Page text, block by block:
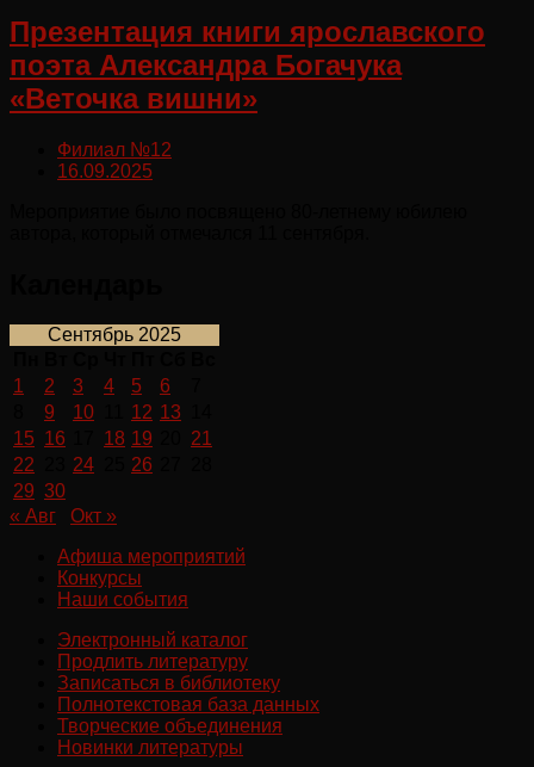
Презентация книги ярославского
поэта Александра Богачука
«Веточка вишни»
Филиал №12
16.09.2025
Сентябрь 2025
1
2 3 4 5 6
9 10 12 13
15 16 18 19
21
22
24 26
29 30
« Авг
Окт »
Афиша мероприятий
Конкурсы
Наши события
Электронный каталог
Продлить литературу
Записаться в библиотеку
Полнотекстовая база данных
Творческие объединения
Новинки литературы